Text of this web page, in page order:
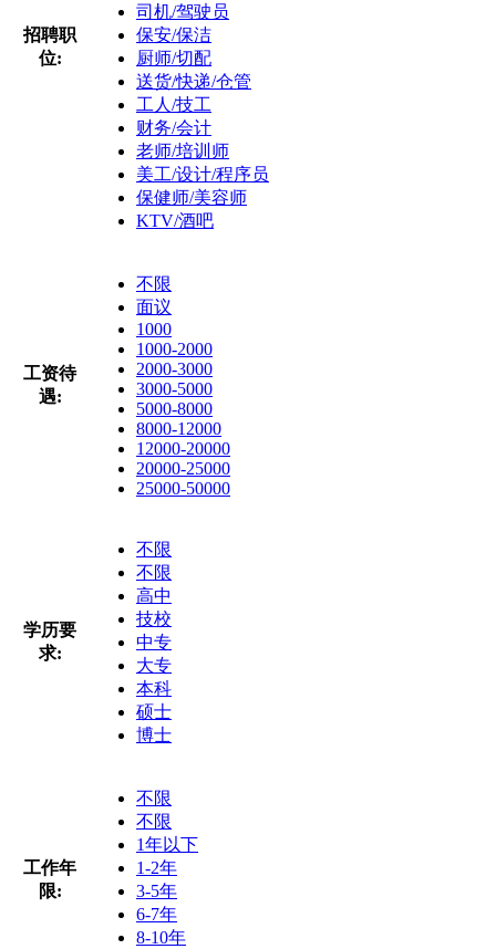
招聘职
位:
司机/驾驶员
保安/保洁
厨师/切配
送货/快递/仓管
工人/技工
财务/会计
老师/培训师
美工/设计/程序员
保健师/美容师
KTV/酒吧
工资待
遇:
不限
面议
1000
1000-2000
2000-3000
3000-5000
5000-8000
8000-12000
12000-20000
20000-25000
25000-50000
学历要
求:
不限
不限
高中
技校
中专
大专
本科
硕士
博士
工作年
限:
不限
不限
1年以下
1-2年
3-5年
6-7年
8-10年